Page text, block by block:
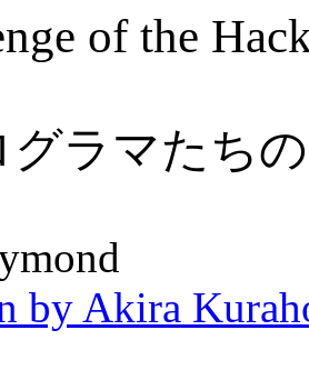
of the
グラマたち
by Akira